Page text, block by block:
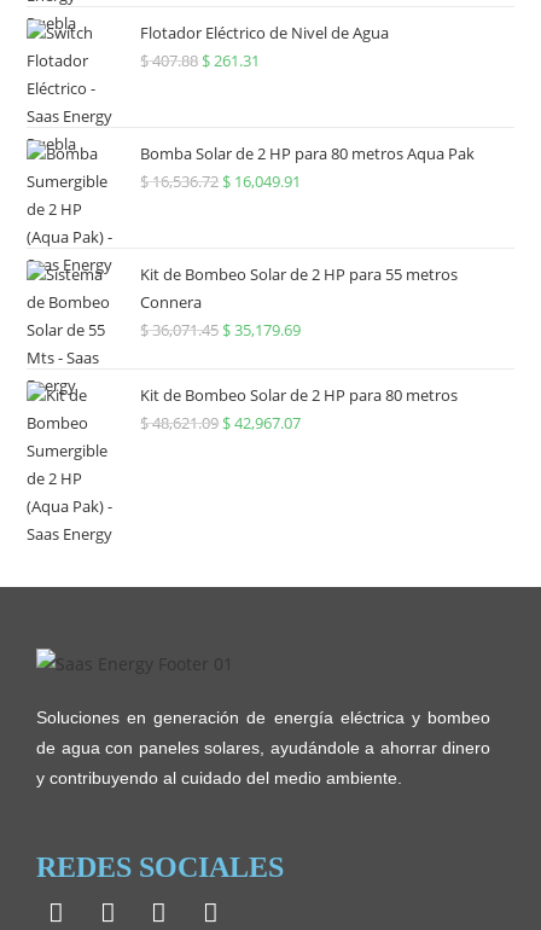
Flotador Eléctrico de Nivel de Agua
$407.88 $261.31
Bomba Solar de 2 HP para 80 metros Aqua Pak
$16,536.72 $ 16,049.91
Kit de Bombeo Solar de 2 HP para 55 metros
Connera
$36,071.45 $35,179.69
Kit de Bombeo Solar de 2 HP para 80 metros
$48,621.09 $42,967.07
Soluciones en generación de energía eléctrica y bombeo
de agua con paneles solares, ayudándole a ahorrar dinero
y contribuyendo al cuidado del medio ambiente.
REDES SOCIALES